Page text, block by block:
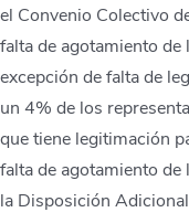
el Convenio Colectivo
falta de agotamiento
excepción de falta de
un 4% de los
que tiene legitimación
falta de agotamiento
la Disposición